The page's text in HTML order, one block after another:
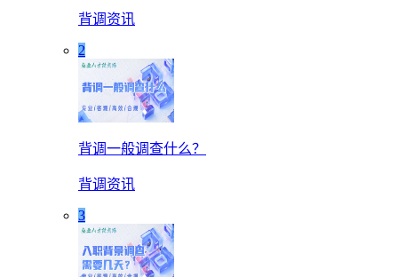
背调资讯
2
背调一般调查什么？
背调资讯
3